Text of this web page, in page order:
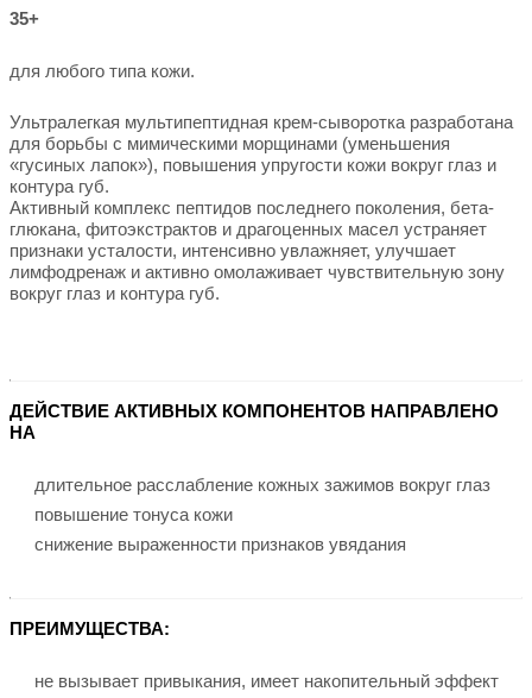
35+
для любого типа кожи.
Ультралегкая мультипептидная крем-сыворотка разработана
для борьбы с мимическими морщинами (уменьшения
«гусиных лапок»), повышения упругости кожи вокруг глаз и
контура губ.
Активный комплекс пептидов последнего поколения, бета-
глюкана, фитоэкстрактов и драгоценных масел устраняет
признаки усталости, интенсивно увлажняет, улучшает
лимфодренаж и активно омолаживает чувствительную зону
вокруг глаз и контура губ.
ДЕЙСТВИЕ АКТИВНЫХ КОМПОНЕНТОВ НАПРАВЛЕНО
НА
длительное расслабление кожных зажимов вокруг глаз
повышение тонуса кожи
снижение выраженности признаков увядания
ПРЕИМУЩЕСТВА:
не вызывает привыкания, имеет накопительный эффект